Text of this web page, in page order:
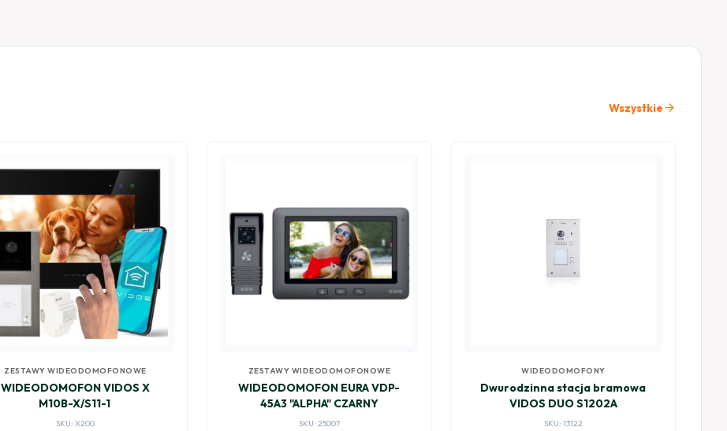
Wszystkie arrow_forward
ZESTAWY WIDEODOMOFONOWE
WIDEODOMOFON VIDOS X
M10B-X/S11-1
SKU: X200
ZESTAWY WIDEODOMOFONOWE
WIDEODOMOFON EURA VDP-
45A3 "ALPHA" CZARNY
SKU: 25007
WIDEODOMOFONY
Dwurodzinna stacja bramowa
VIDOS DUO S1202A
SKU: 13122